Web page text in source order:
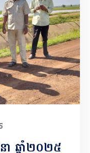
ា ឆ្នាំ២០២៥